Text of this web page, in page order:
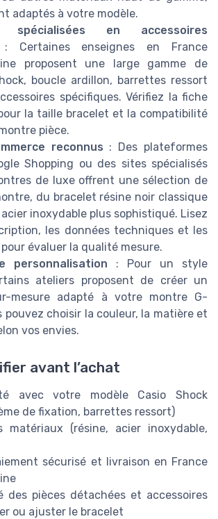
adaptés à votre modèle.
spécialisées en accessoires
: Certaines enseignes en France
proposent une large gamme de
boucle ardillon, barrettes ressort
spécifiques. Vérifiez la fiche
la taille bracelet et la compatibilité
pièce.
reconnus : Des plateformes
Shopping ou des sites spécialisés
de luxe offrent une sélection de
du bracelet résine noir classique
inoxydable plus sophistiqué. Lisez
les données techniques et les
évaluer la qualité mesure.
personnalisation : Pour un style
ateliers proposent de créer un
mesure adapté à votre montre G-
pouvez choisir la couleur, la matière et
vos envies.
avant l’achat
avec votre modèle Casio Shock
de fixation, barrettes ressort)
matériaux (résine, acier inoxydable,
sécurisé et livraison en France
des pièces détachées et accessoires
ou ajuster le bracelet